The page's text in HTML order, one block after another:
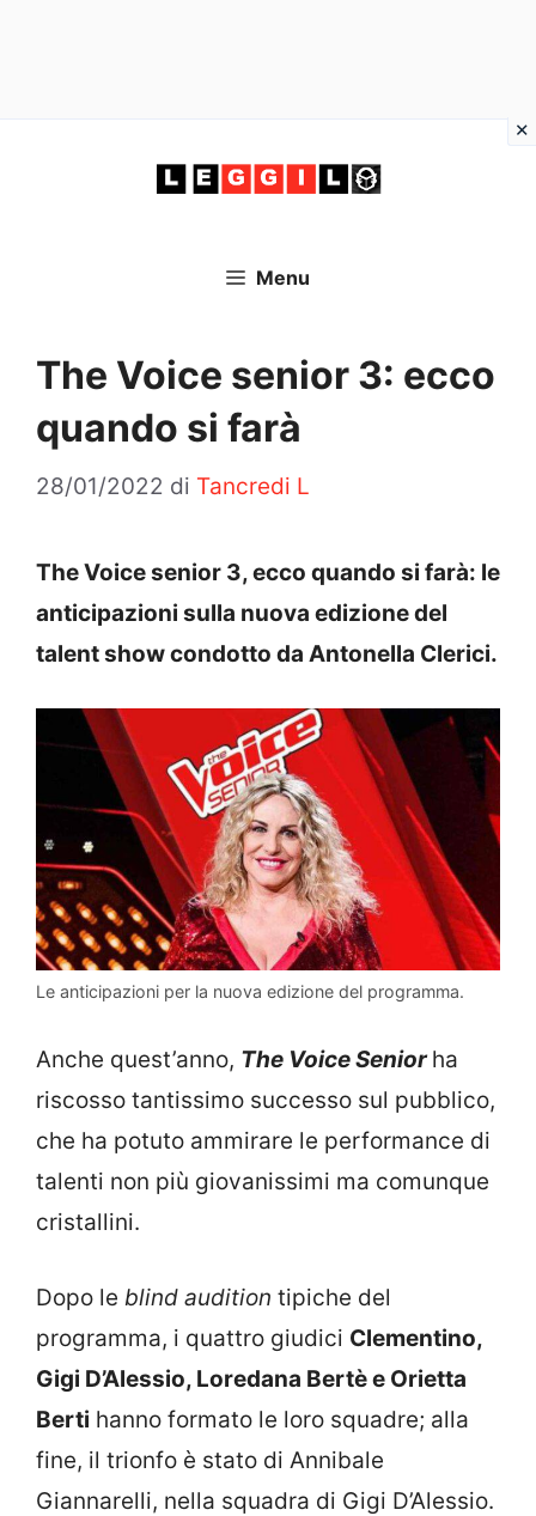
Menu
The Voice senior 3: ecco
quando si farà
28/01/2022 di Tancredi L
The Voice senior 3, ecco quando si farà: le
anticipazioni sulla nuova edizione del
talent show condotto da Antonella Clerici.
Le anticipazioni per la nuova edizione del programma.
Anche quest’anno, The Voice Senior ha
riscosso tantissimo successo sul pubblico,
che ha potuto ammirare le performance di
talenti non più giovanissimi ma comunque
cristallini.
Dopo le blind audition tipiche del
programma, i quattro giudici Clementino,
Gigi D’Alessio, Loredana Bertè e Orietta
Berti hanno formato le loro squadre; alla
fine, il trionfo è stato di Annibale
Giannarelli, nella squadra di Gigi D’Alessio.